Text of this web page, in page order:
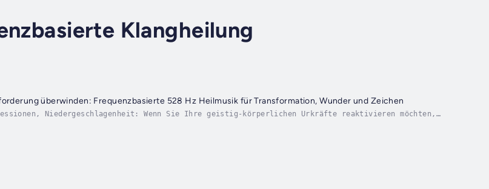
Klangheilung
überwinden: Frequenzbasierte 528 Hz Heilmusik für Transformation, Wunder und Zeichen
Niedergeschlagenheit: Wenn Sie Ihre geistig-körperlichen Urkräfte reaktivieren möchten,